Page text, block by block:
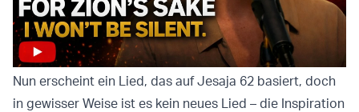
Nun erscheint ein Lied, das auf Jesaja 62 basiert, doch
in gewisser Weise ist es kein neues Lied – die Inspiration